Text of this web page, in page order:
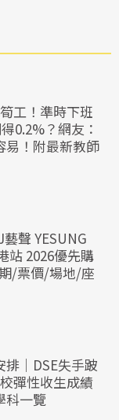
工！準時下班
0.2%？網友：
易！附最新教師
聲 YESUNG
站 2026優先購
/票價/場地/座
｜DSE失手跛
彈性收生成績
科一覽